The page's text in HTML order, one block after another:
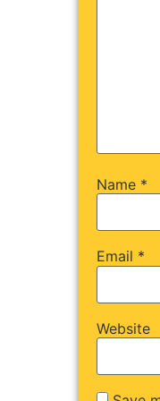
Name *
Email *
Website